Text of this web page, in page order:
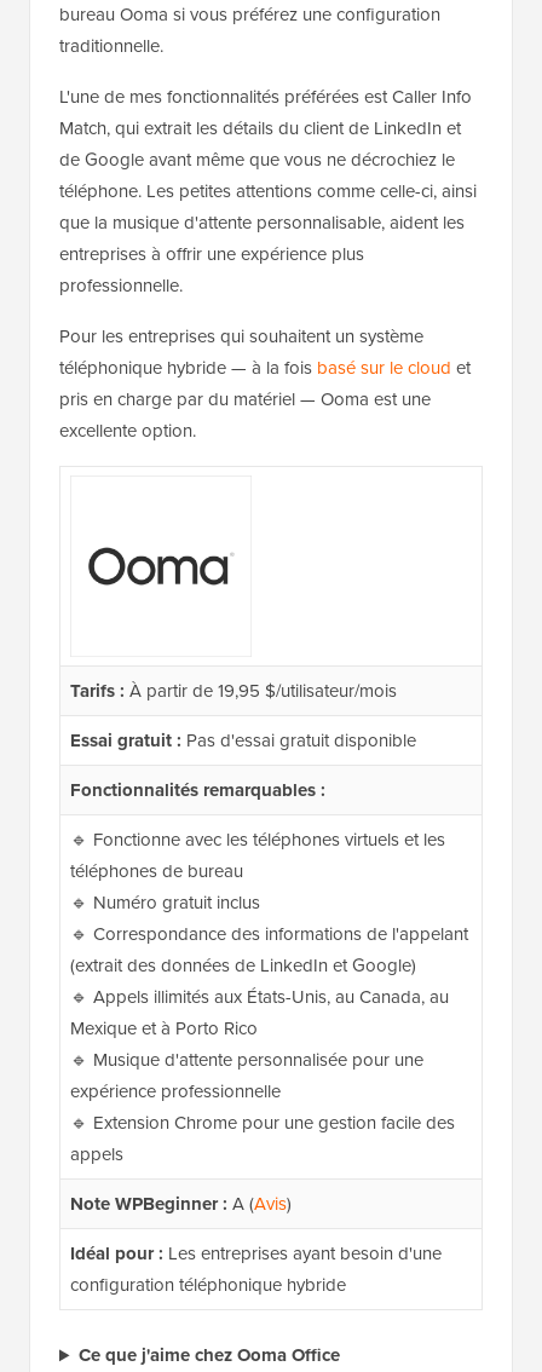
bureau Ooma si vous préférez une configuration
traditionnelle.
L'une de mes fonctionnalités préférées est Caller Info
Match, qui extrait les détails du client de LinkedIn et
de Google avant même que vous ne décrochiez le
téléphone. Les petites attentions comme celle-ci, ainsi
que la musique d'attente personnalisable, aident les
entreprises à offrir une expérience plus
professionnelle.
Pour les entreprises qui souhaitent un système
téléphonique hybride — à la fois basé sur le cloud et
pris en charge par du matériel — Ooma est une
excellente option.
Tarifs : À partir de 19,95 $/utilisateur/mois
Essai gratuit : Pas d'essai gratuit disponible
Fonctionnalités remarquables :
🔹 Fonctionne avec les téléphones virtuels et les
téléphones de bureau
🔹 Numéro gratuit inclus
🔹 Correspondance des informations de l'appelant
(extrait des données de LinkedIn et Google)
🔹 Appels illimités aux États-Unis, au Canada, au
Mexique et à Porto Rico
🔹 Musique d'attente personnalisée pour une
expérience professionnelle
🔹 Extension Chrome pour une gestion facile des
appels
Note WPBeginner : A (Avis)
Idéal pour : Les entreprises ayant besoin d'une
configuration téléphonique hybride
Ce que j'aime chez Ooma Office